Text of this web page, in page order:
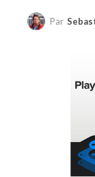
Par